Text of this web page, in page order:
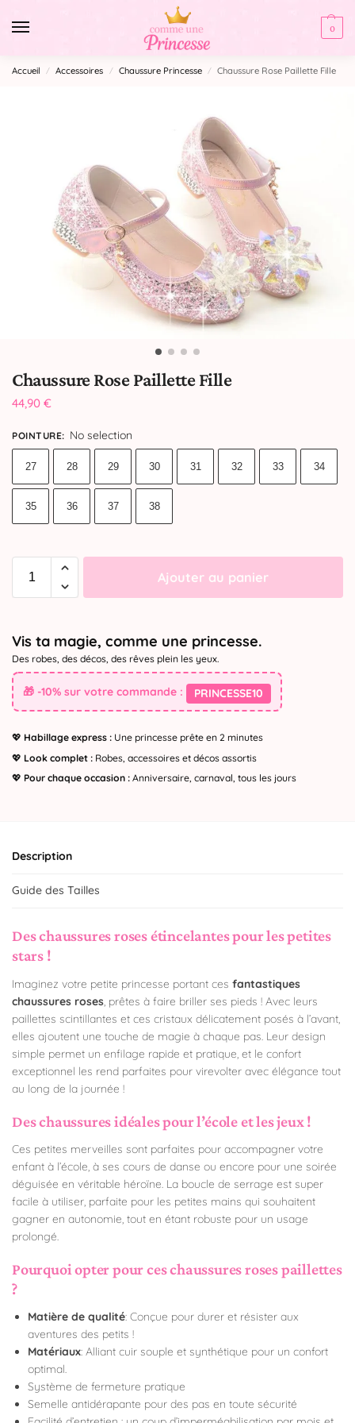
0
Accueil / Accessoires / Chaussure Princesse / Chaussure Rose Paillette Fille
Chaussure Rose Paillette Fille
44,90 €
POINTURE: No selection
27 28 29 30 31 32 33 34
35 36 37 38
Ajouter au panier
Vis ta magie, comme une princesse.
Des robes, des décos, des rêves plein les yeux.
🎁 -10% sur votre commande : PRINCESSE10
💖 Habillage express : Une princesse prête en 2 minutes
💖 Look complet : Robes, accessoires et décos assortis
💖 Pour chaque occasion : Anniversaire, carnaval, tous les jours
Description
Guide des Tailles
Des chaussures roses étincelantes pour les petites
stars !
Imaginez votre petite princesse portant ces fantastiques
chaussures roses , prêtes à faire briller ses pieds ! Avec leurs
paillettes scintillantes et ces cristaux délicatement posés à l’avant,
elles ajoutent une touche de magie à chaque pas. Leur design
simple permet un enfilage rapide et pratique, et le confort
exceptionnel les rend parfaites pour virevolter avec élégance tout
au long de la journée !
Des chaussures idéales pour l’école et les jeux !
Ces petites merveilles sont parfaites pour accompagner votre
enfant à l’école, à ses cours de danse ou encore pour une soirée
déguisée en véritable héroïne. La boucle de serrage est super
facile à utiliser, parfaite pour les petites mains qui souhaitent
gagner en autonomie, tout en étant robuste pour un usage
prolongé.
Pourquoi opter pour ces chaussures roses paillettes
?
Matière de qualité: Conçue pour durer et résister aux
aventures des petits !
Matériaux: Alliant cuir souple et synthétique pour un confort
optimal.
Système de fermeture pratique
Semelle antidérapante pour des pas en toute sécurité